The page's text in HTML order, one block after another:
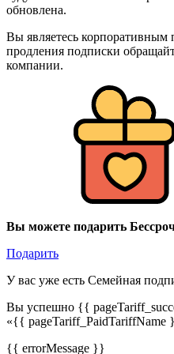
обновлена.
Вы являетесь корпоративным
продления подписки
компании.
Вы можете подарить
Подарить
У вас уже есть Семейная
Вы успешно {{
«{{ pageTariff_PaidTariffName
{{ errorMessage }}